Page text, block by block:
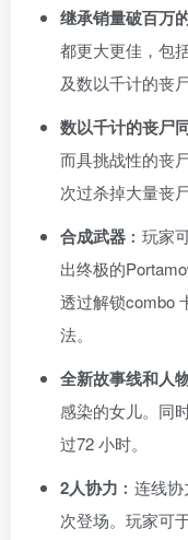
继承销量破百万
都更大更佳，包
及数以千计的丧
数以千计的丧尸
而具挑战性的丧
次过杀掉大量丧
合成武器 ︰玩家
出终极的
透过解锁combo
法。
全新故事线和人
感染的女儿。同
过72 小时。
2人协力 ︰连线
次登场。玩家可